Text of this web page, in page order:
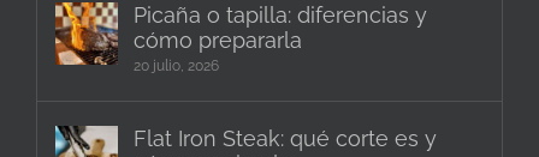
Picaña o tapilla: diferencias y
cómo prepararla
20 julio, 2026
Flat Iron Steak: qué corte es y